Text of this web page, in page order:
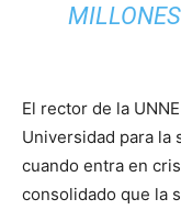
El rector de la
Universidad para la
cuando entra en
consolidado que la